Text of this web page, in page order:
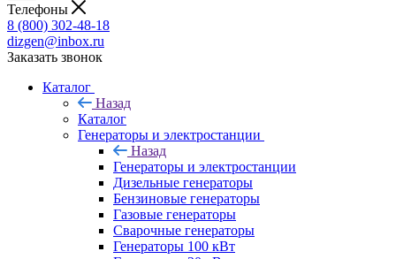
Телефоны
8 (800) 302-48-18
dizgen@inbox.ru
Заказать звонок
Каталог
Назад
Каталог
Генераторы и электростанции
Назад
Генераторы и электростанции
Дизельные генераторы
Бензиновые генераторы
Газовые генераторы
Сварочные генераторы
Генераторы 100 кВт